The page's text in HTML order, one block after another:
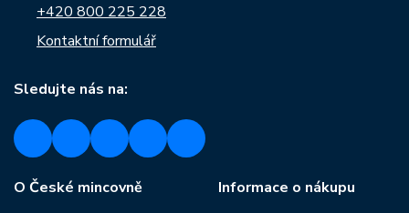
+420 800 225 228
Kontaktní formulář
Sledujte nás na:
O České mincovně Informace o nákupu